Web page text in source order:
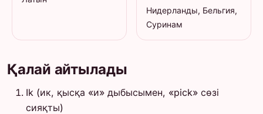
Нидерланды, Бельгия,
Суринам
Қалай айтылады
Ik (ик, қысқа «и» дыбысымен, «pick» сөзі
сияқты)